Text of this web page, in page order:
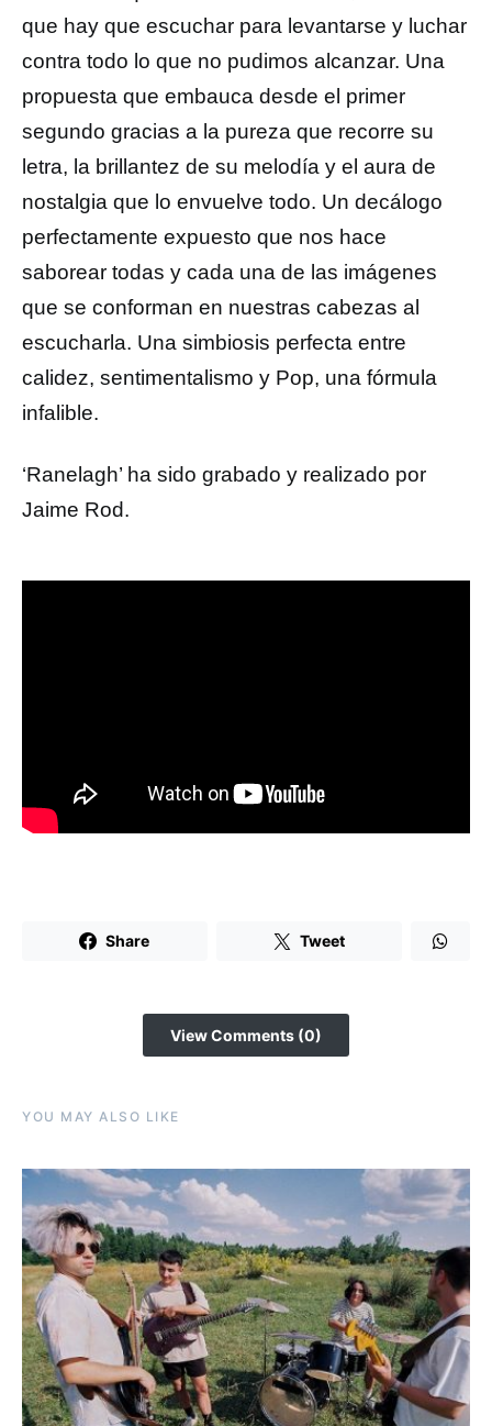
que hay que escuchar para levantarse y luchar
contra todo lo que no pudimos alcanzar. Una
propuesta que embauca desde el primer
segundo gracias a la pureza que recorre su
letra, la brillantez de su melodía y el aura de
nostalgia que lo envuelve todo. Un decálogo
perfectamente expuesto que nos hace
saborear todas y cada una de las imágenes
que se conforman en nuestras cabezas al
escucharla. Una simbiosis perfecta entre
calidez, sentimentalismo y Pop, una fórmula
infalible.
‘Ranelagh’ ha sido grabado y realizado por
Jaime Rod.
Share Tweet
View Comments (0)
YOU MAY ALSO LIKE